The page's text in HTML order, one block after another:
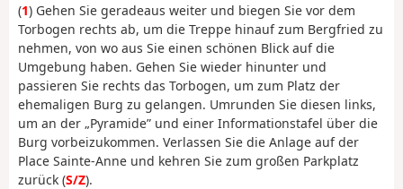
(1) Gehen Sie geradeaus weiter und biegen Sie vor dem
Torbogen rechts ab, um die Treppe hinauf zum Bergfried zu
nehmen, von wo aus Sie einen schönen Blick auf die
Umgebung haben. Gehen Sie wieder hinunter und
passieren Sie rechts das Torbogen, um zum Platz der
ehemaligen Burg zu gelangen. Umrunden Sie diesen links,
um an der „Pyramide” und einer Informationstafel über die
Burg vorbeizukommen. Verlassen Sie die Anlage auf der
Place Sainte-Anne und kehren Sie zum großen Parkplatz
zurück (S/Z).